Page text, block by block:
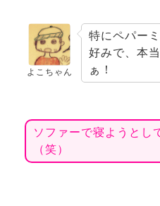
よこちゃん
特にペパー
好みで、本
ぁ！
ソファーで寝ようとし
（笑）